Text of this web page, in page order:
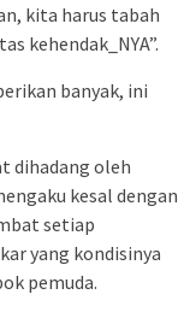
kita harus tabah
kehendak_NYA”.
banyak, ini
dihadang oleh
kesal dengan
setiap
yang kondisinya
pemuda.